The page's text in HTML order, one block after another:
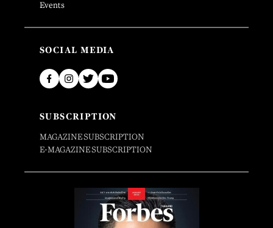
Events
SOCIAL MEDIA
SUBSCRIPTION
MAGAZINE SUBSCRIPTION
E-MAGAZINE SUBSCRIPTION